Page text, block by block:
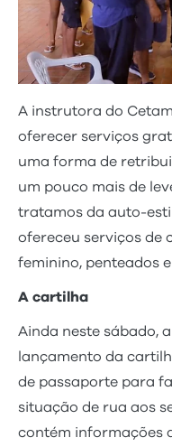
A instrutora do
oferecer serviços
uma forma de
um pouco mais de
tratamos da auto-
ofereceu serviços de
feminino, penteados
A cartilha
Ainda neste sábado,
lançamento da
de passaporte para
situação de rua aos
contém informações